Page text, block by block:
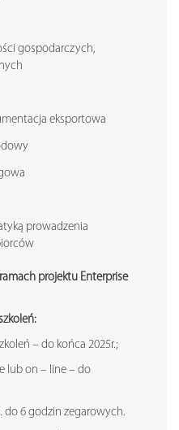
gospodarczych,
eksportowa
prowadzenia
projektu Enterprise
– do końca 2025r.;
lub on – line – do
do 6 godzin zegarowych.